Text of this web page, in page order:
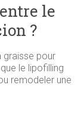
le
?
graisse pour
le lipofilling
remodeler une